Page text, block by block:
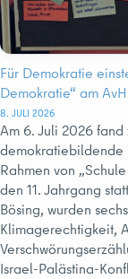
Für Demokratie
Demokratie“ am AvH
8. JULI 2026
Am 6. Juli 2026
demokratiebildende
Rahmen von
den 11. Jahrgang
Bösing, wurden
Klimagerechtigkeit,
Israel-Palästina-